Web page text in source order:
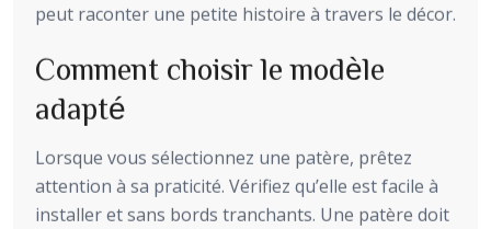
peut raconter une petite histoire à travers le décor.
Comment choisir le modèle
adapté
Lorsque vous sélectionnez une patère, prêtez
attention à sa praticité. Vérifiez qu’elle est facile à
installer et sans bords tranchants. Une patère doit